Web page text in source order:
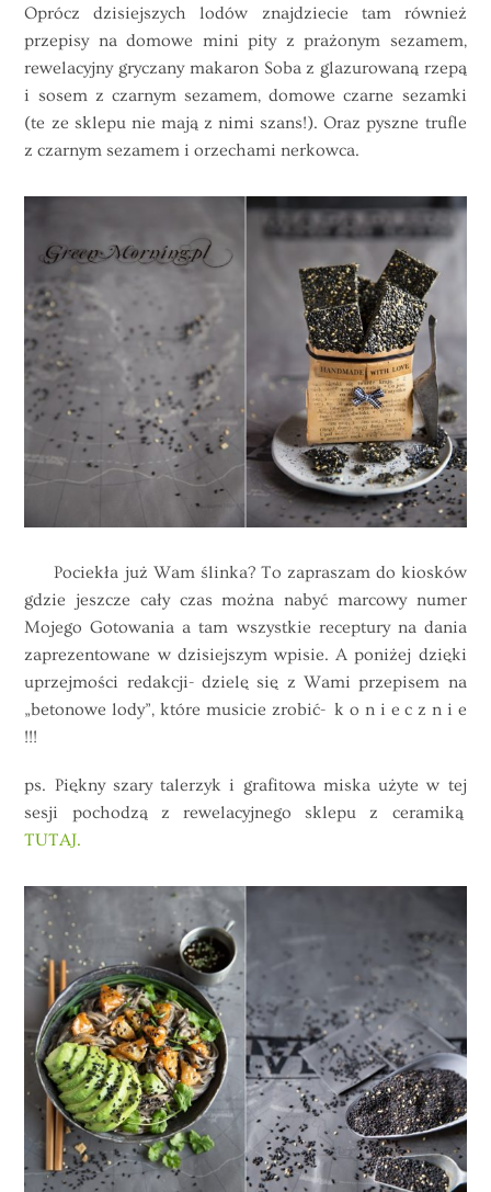
Oprócz dzisiejszych lodów znajdziecie tam również
przepisy na domowe mini pity z prażonym sezamem,
rewelacyjny gryczany makaron Soba z glazurowaną rzepą
i sosem z czarnym sezamem, domowe czarne sezamki
(te ze sklepu nie mają z nimi szans!). Oraz pyszne trufle
z czarnym sezamem i orzechami nerkowca.
Pociekła już Wam ślinka? To zapraszam do kiosków
gdzie jeszcze cały czas można nabyć marcowy numer
Mojego Gotowania a tam wszystkie receptury na dania
zaprezentowane w dzisiejszym wpisie. A poniżej dzięki
uprzejmości redakcji- dzielę się z Wami przepisem na
„betonowe lody”, które musicie zrobić- k o n i e c z n i e
!!!
ps. Piękny szary talerzyk i grafitowa miska użyte w tej
sesji pochodzą z rewelacyjnego sklepu z ceramiką
TUTAJ.